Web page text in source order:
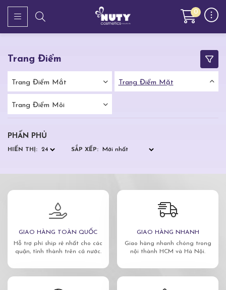
0
Trang Điểm
Trang Điểm Mắt Trang Điểm Mặt
Trang Điểm Môi
PHẤN PHỦ
HIỂN THỊ: SẮP XẾP:
GIAO HÀNG TOÀN QUỐC
Hỗ trợ phí ship rẻ nhất cho các
quận, tỉnh thành trên cả nước.
GIAO HÀNG NHANH
Giao hàng nhanh chóng trong
nội thành HCM và Hà Nội.